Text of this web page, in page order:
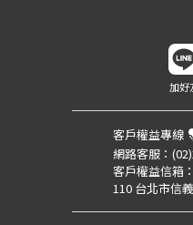
加好
客戶權益專線
網路客服：
客戶權益信箱：
110 台北市信